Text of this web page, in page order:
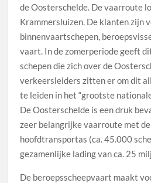
de Oosterschelde. De vaarroute
Krammersluizen. De klanten zijn
binnenvaartschepen,
vaart. In de zomerperiode geeft
schepen die zich over de
verkeersleiders zitten er om dit
te leiden in het “grootste
De Oosterschelde is een druk
zeer belangrijke vaarroute met
hoofdtransportas (ca. 45.000
gezamenlijke lading van ca. 25
De beroepsscheepvaart maakt